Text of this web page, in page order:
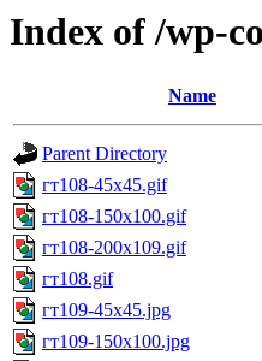
Index of /wp-
Name
Parent Directory
гт108-45x45.gif
гт108-150x100.gif
гт108-200x109.gif
гт108.gif
гт109-45x45.jpg
гт109-150x100.jpg